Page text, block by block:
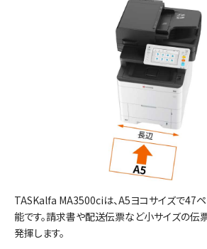
TASKalfa MA3500ciは、A5ヨコサイズで47
能です。請求書や配送伝票など小サイズの
発揮します。